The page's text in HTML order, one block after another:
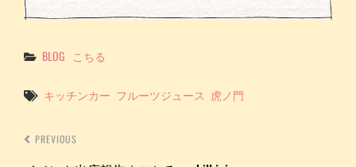
Categories
BLOG こちる
Tags
キッチンカー フルーツジュース 虎ノ門
PREVIOUS